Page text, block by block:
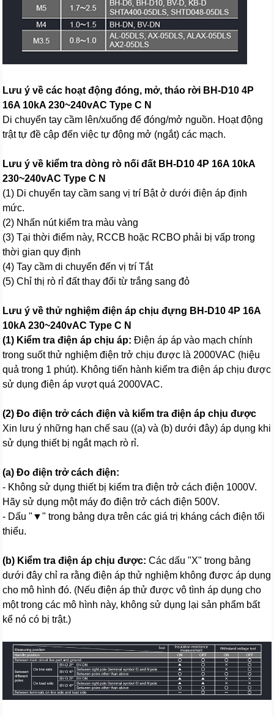
Lưu ý về các hoạt động đóng, mở, tháo rời BH-D10 4P
16A 10kA 230~240vAC Type C N
Di chuyển tay cầm lên/xuống để đóng/mở nguồn. Hoạt động
trật tự đề cập đến việc tự động mở (ngắt) các mạch.
Lưu ý về kiểm tra dòng rò nối đất BH-D10 4P 16A 10kA
230~240vAC Type C N
(1) Di chuyển tay cầm sang vị trí Bật ở dưới điện áp định
mức.
(2) Nhấn nút kiểm tra màu vàng
(3) Tại thời điểm này, RCCB hoặc RCBO phải bị vấp trong
thời gian quy định
(4) Tay cầm di chuyển đến vị trí Tắt
(5) Chỉ thị rò rỉ đất thay đổi từ trắng sang đỏ
Lưu ý về thử nghiệm điện áp chịu đựng BH-D10 4P 16A
10kA 230~240vAC Type C N
(1) Kiểm tra điện áp chịu áp: Điện áp áp vào mạch chính
trong suốt thử nghiệm điện trở chịu được là 2000VAC (hiệu
quả trong 1 phút). Không tiến hành kiểm tra điện áp chịu được
sử dụng điện áp vượt quá 2000VAC.
(2) Đo điện trở cách điện và kiểm tra điện áp chịu được
Xin lưu ý những hạn chế sau ((a) và (b) dưới đây) áp dụng khi
sử dụng thiết bị ngắt mạch rò rỉ.
(a) Đo điện trở cách điện:
- Không sử dụng thiết bị kiểm tra điện trở cách điện 1000V.
Hãy sử dụng một máy đo điện trở cách điện 500V.
- Dấu "▼" trong bảng dựa trên các giá trị kháng cách điện tối
thiểu.
(b) Kiểm tra điện áp chịu được: Các dấu "X" trong bảng
dưới đây chỉ ra rằng điện áp thử nghiệm không được áp dụng
cho mô hình đó. (Nếu điện áp thử được vô tình áp dụng cho
một trong các mô hình này, không sử dụng lại sản phẩm bất
kể nó có bị trật.)